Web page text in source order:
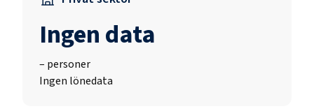
Ingen data
– personer
Ingen lönedata